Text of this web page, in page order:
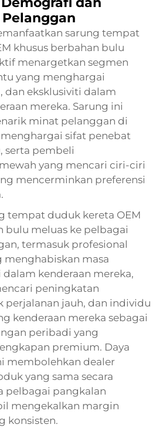
sarung tempat
khusus berbahan bulu
menargetkan segmen
yang menghargai
dan eksklusiviti dalam
mereka. Sarung ini
minat pelanggan di
sifat penebat
serta pembeli
yang mencari ciri-ciri
mencerminkan preferensi
tempat duduk kereta OEM
bulu meluas ke pelbagai
termasuk profesional
menghabiskan masa
kenderaan mereka,
peningkatan
perjalanan jauh, dan individu
kenderaan mereka sebagai
peribadi yang
premium. Daya
membolehkan dealer
yang sama secara
pelbagai pangkalan
mengekalkan margin
konsisten.